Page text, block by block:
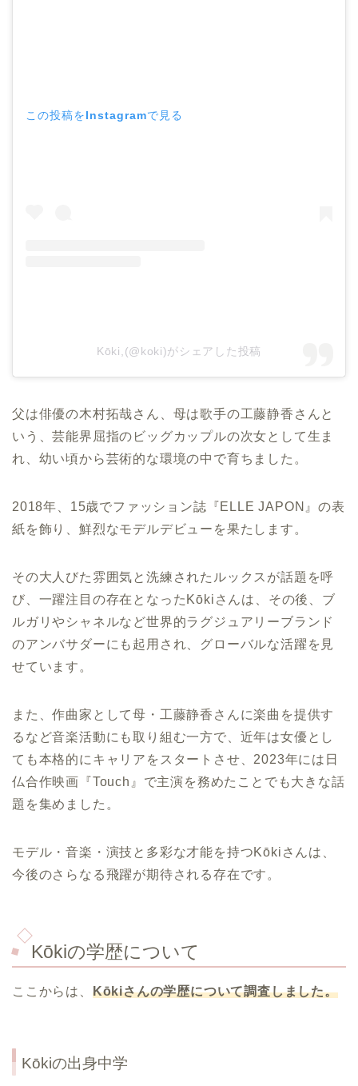
この投稿をInstagramで見る
Kōki,(@koki)がシェアした投稿
父は俳優の木村拓哉さん、母は歌手の工藤静香さんと
いう、芸能界屈指のビッグカップルの次女として生ま
れ、幼い頃から芸術的な環境の中で育ちました。
2018年、15歳でファッション誌『ELLE JAPON』の表
紙を飾り、鮮烈なモデルデビューを果たします。
その大人びた雰囲気と洗練されたルックスが話題を呼
び、一躍注目の存在となったKōkiさんは、その後、ブ
ルガリやシャネルなど世界的ラグジュアリーブランド
のアンバサダーにも起用され、グローバルな活躍を見
せています。
また、作曲家として母・工藤静香さんに楽曲を提供す
るなど音楽活動にも取り組む一方で、近年は女優とし
ても本格的にキャリアをスタートさせ、2023年には日
仏合作映画『Touch』で主演を務めたことでも大きな話
題を集めました。
モデル・音楽・演技と多彩な才能を持つKōkiさんは、
今後のさらなる飛躍が期待される存在です。
Kōkiの学歴について
ここからは、 Kōkiさんの学歴について調査しました。
Kōkiの出身中学